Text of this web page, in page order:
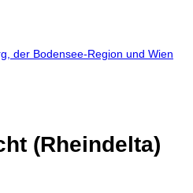
(Rheindelta)